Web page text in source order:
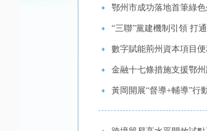
鄂州市成功落地首筆綠
“三聯”黨建機制引領 打
數字賦能荊州資本項目便
金融十七條措施支援鄂
黃岡開展“督導+輔導”行